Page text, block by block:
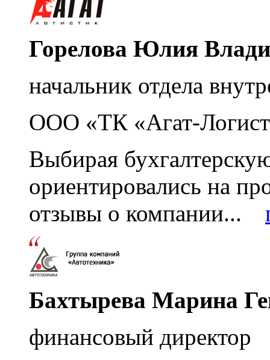
Горелова Юлия
начальник отдела
ООО «ТК «Агат-
Выбирая
ориентировались на
отзывы о компании...
Бахтырева Марина
финансовый директор